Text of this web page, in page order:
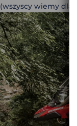
(wszyscy wiemy